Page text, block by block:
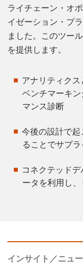
ライチェーン・オ
イゼーション・プ
ました。このツー
を提供します。
アナリティクス
ベンチマーキ
マンス診断
今後の設計で
ることでサプ
コネクテッド
ータを利用し
インサイト／ニュ